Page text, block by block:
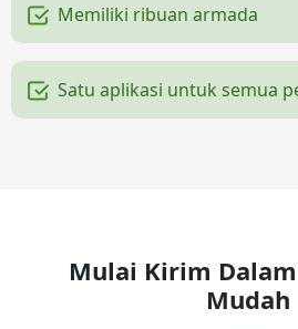
Memiliki ribuan armada
Satu aplikasi untuk semua
Mulai Kirim
Mudah